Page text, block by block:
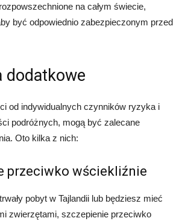
na całym świecie,
być odpowiednio zabezpieczonym przed
dodatkowe
od indywidualnych czynników ryzyka i
podróżnych, mogą być zalecane
Oto kilka z nich:
przeciwko wściekliźnie
pobyt w Tajlandii lub będziesz mieć
zwierzętami, szczepienie przeciwko